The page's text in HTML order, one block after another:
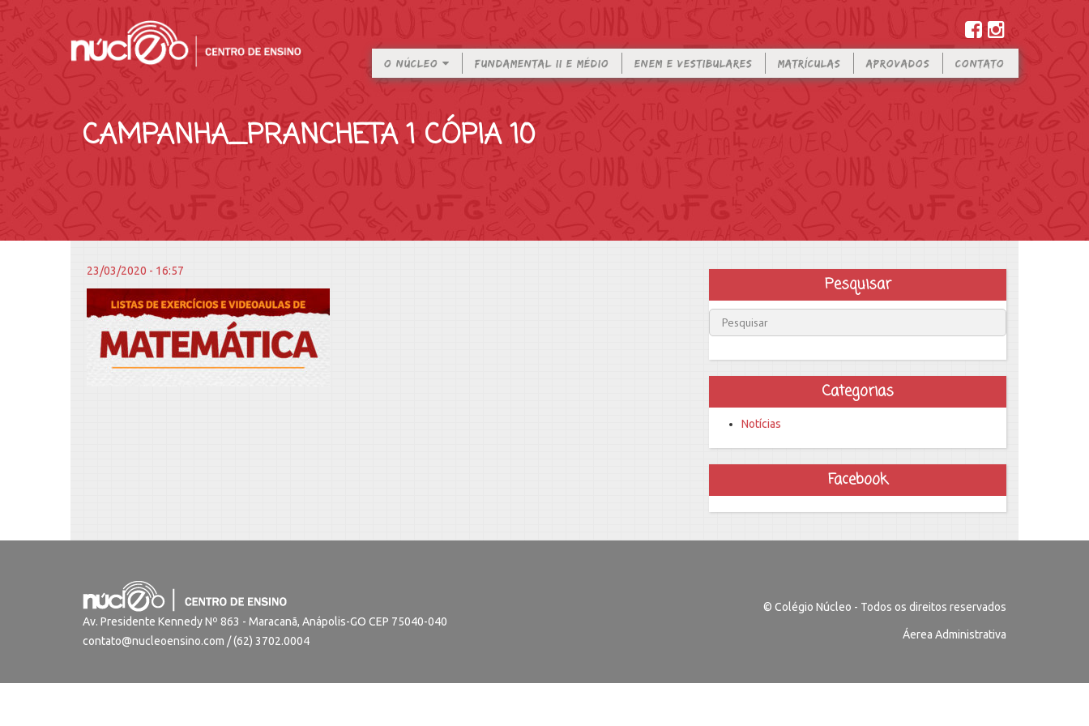
O NÚCLEO FUNDAMENTAL II E MÉDIO ENEM E VESTIBULARES MATRÍCULAS APROVADOS CONTATO
CAMPANHA_PRANCHETA 1 CÓPIA 10
23/03/2020 - 16:57
Pesquisar
Categorias
Notícias
Facebook
Av. Presidente Kennedy Nº 863 - Maracanã, Anápolis-GO CEP 75040-040
contato@nucleoensino.com / (62) 3702.0004
© Colégio Núcleo - Todos os direitos reservados
Áerea Administrativa